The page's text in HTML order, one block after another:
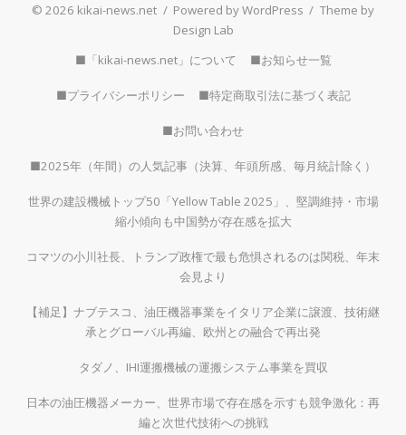
© 2026 kikai-news.net / Powered by WordPress / Theme by
Design Lab
■「kikai-news.net」について
■お知らせ一覧
■プライバシーポリシー ■特定商取引法に基づく表記
■お問い合わせ
■2025年（年間）の人気記事（決算、年頭所感、毎月統計除く）
世界の建設機械トップ50「Yellow Table 2025」、堅調維持・市場
縮小傾向も中国勢が存在感を拡大
コマツの小川社長、トランプ政権で最も危惧されるのは関税、年末
会見より
【補足】ナブテスコ、油圧機器事業をイタリア企業に譲渡、技術継
承とグローバル再編、欧州との融合で再出発
タダノ、IHI運搬機械の運搬システム事業を買収
日本の油圧機器メーカー、世界市場で存在感を示すも競争激化：再
編と次世代技術への挑戦